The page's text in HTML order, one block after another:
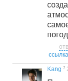
ссылка
Kang 7